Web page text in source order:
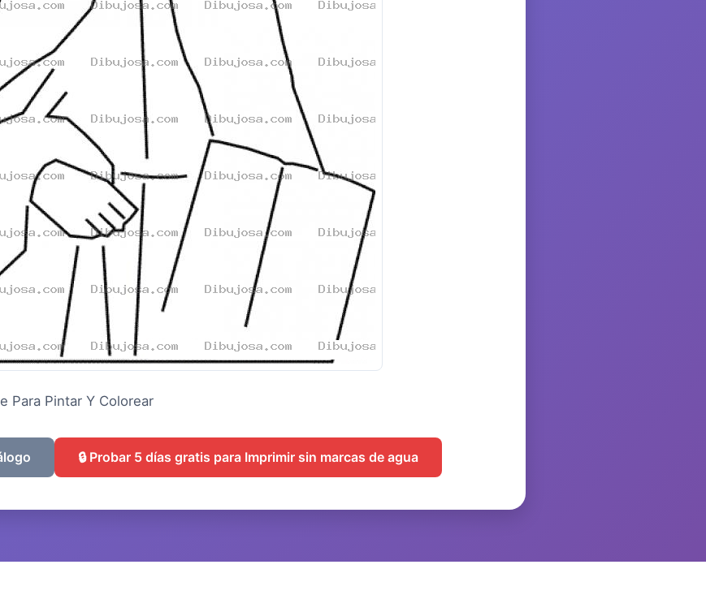
Para Pintar Y Colorear
🔒 Probar 5 días gratis para Imprimir sin marcas de agua